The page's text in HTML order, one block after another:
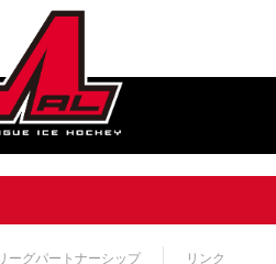
リーグパートナーシップ リンク